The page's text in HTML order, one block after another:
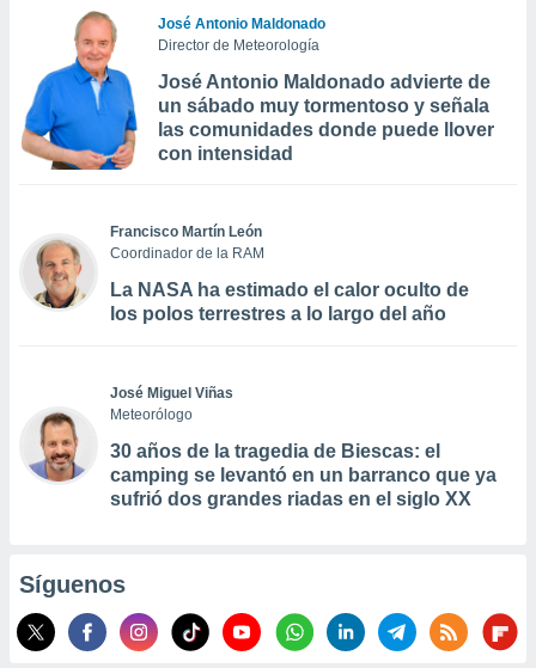
José Antonio Maldonado
Director de Meteorología
José Antonio Maldonado advierte de
un sábado muy tormentoso y señala
las comunidades donde puede llover
con intensidad
Francisco Martín León
Coordinador de la RAM
La NASA ha estimado el calor oculto de
los polos terrestres a lo largo del año
José Miguel Viñas
Meteorólogo
30 años de la tragedia de Biescas: el
camping se levantó en un barranco que ya
sufrió dos grandes riadas en el siglo XX
Síguenos